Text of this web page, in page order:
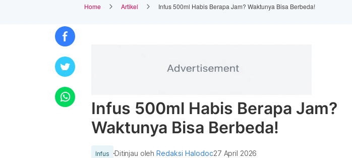
Home Artikel Infus 500ml Habis Berapa Jam? Waktunya Bisa Berbeda!
Infus 500ml Habis Berapa Jam?
Waktunya Bisa Berbeda!
Infus Ditinjau olehRedaksi Halodoc27 April 2026